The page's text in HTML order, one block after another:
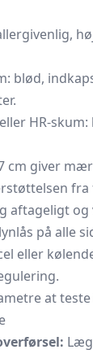
blød,
HR-
cm giver
fra
aftageligt og
på alle
eller
at